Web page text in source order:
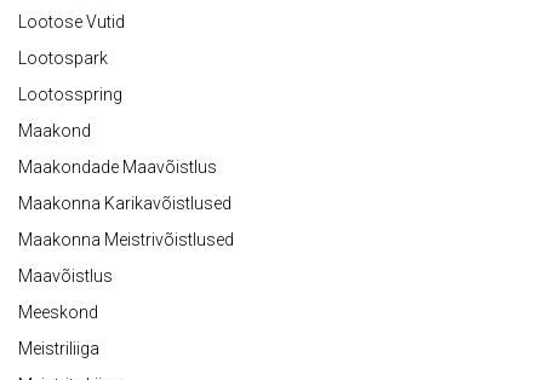
Lootose Vutid
Lootospark
Lootosspring
Maakond
Maakondade Maavõistlus
Maakonna Karikavõistlused
Maakonna Meistrivõistlused
Maavõistlus
Meeskond
Meistriliiga